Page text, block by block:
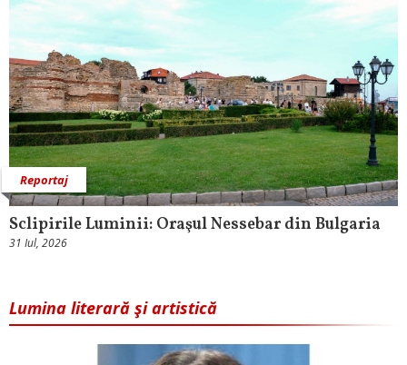
Reportaj
Sclipirile Luminii: Oraşul Nessebar din Bulgaria
31 Iul, 2026
Lumina literară şi artistică